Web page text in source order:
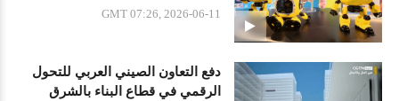
والدول العربية
GMT 07:26, 2026-06-11
دفع التعاون الصيني العربي للتحول
الرقمي في قطاع البناء بالشرق